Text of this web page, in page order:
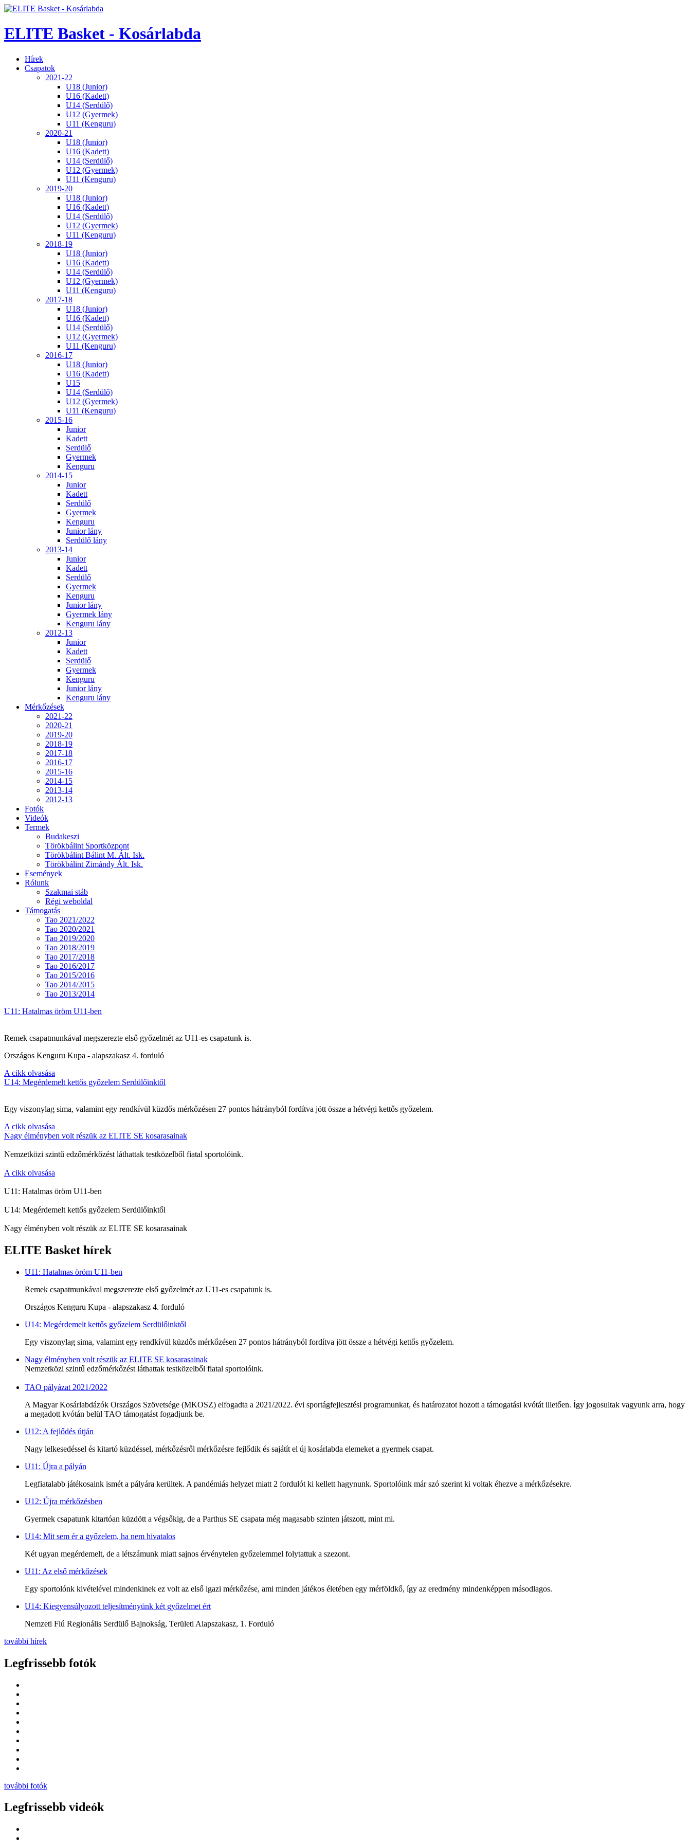
ELITE Basket - Kosárlabda
Hírek
Csapatok
2021-22
U18 (Junior)
U16 (Kadett)
U14 (Serdülő)
U12 (Gyermek)
U11 (Kenguru)
2020-21
U18 (Junior)
U16 (Kadett)
U14 (Serdülő)
U12 (Gyermek)
U11 (Kenguru)
2019-20
U18 (Junior)
U16 (Kadett)
U14 (Serdülő)
U12 (Gyermek)
U11 (Kenguru)
2018-19
U18 (Junior)
U16 (Kadett)
U14 (Serdülő)
U12 (Gyermek)
U11 (Kenguru)
2017-18
U18 (Junior)
U16 (Kadett)
U14 (Serdülő)
U12 (Gyermek)
U11 (Kenguru)
2016-17
U18 (Junior)
U16 (Kadett)
U15
U14 (Serdülő)
U12 (Gyermek)
U11 (Kenguru)
2015-16
Junior
Kadett
Serdülő
Gyermek
Kenguru
2014-15
Junior
Kadett
Serdülő
Gyermek
Kenguru
Junior lány
Serdülő lány
2013-14
Junior
Kadett
Serdülő
Gyermek
Kenguru
Junior lány
Gyermek lány
Kenguru lány
2012-13
Junior
Kadett
Serdülő
Gyermek
Kenguru
Junior lány
Kenguru lány
Mérkőzések
2021-22
2020-21
2019-20
2018-19
2017-18
2016-17
2015-16
2014-15
2013-14
2012-13
Fotók
Videók
Termek
Budakeszi
Törökbálint Sportközpont
Törökbálint Bálint M. Ált. Isk.
Törökbálint Zimándy Ált. Isk.
Események
Rólunk
Szakmai stáb
Régi weboldal
Támogatás
Tao 2021/2022
Tao 2020/2021
Tao 2019/2020
Tao 2018/2019
Tao 2017/2018
Tao 2016/2017
Tao 2015/2016
Tao 2014/2015
Tao 2013/2014
U11: Hatalmas öröm U11-ben
Remek csapatmunkával megszerezte első győzelmét az U11-es csapatunk is.
Országos Kenguru Kupa - alapszakasz 4. forduló
A cikk olvasása
U14: Megérdemelt kettős győzelem Serdülőinktől
Egy viszonylag sima, valamint egy rendkívül küzdős mérkőzésen 27 pontos hátrányból fordítva jött össze a hétvégi kettős győzelem.
A cikk olvasása
Nagy élményben volt részük az ELITE SE kosarasainak
Nemzetközi szintű edzőmérkőzést láthattak testközelből fiatal sportolóink.
A cikk olvasása
U11: Hatalmas öröm U11-ben
U14: Megérdemelt kettős győzelem Serdülőinktől
Nagy élményben volt részük az ELITE SE kosarasainak
ELITE Basket hírek
U11: Hatalmas öröm U11-ben
Remek csapatmunkával megszerezte első győzelmét az U11-es csapatunk is.
Országos Kenguru Kupa - alapszakasz 4. forduló
U14: Megérdemelt kettős győzelem Serdülőinktől
Egy viszonylag sima, valamint egy rendkívül küzdős mérkőzésen 27 pontos hátrányból fordítva jött össze a hétvégi kettős győzelem.
Nagy élményben volt részük az ELITE SE kosarasainak
Nemzetközi szintű edzőmérkőzést láthattak testközelből fiatal sportolóink.
TAO pályázat 2021/2022
A Magyar Kosárlabdázók Országos Szövetsége (MKOSZ) elfogadta a 2021/2022. évi sportágfejlesztési programunkat, és határozatot hozott a támogatási kvótát illetően. Így jogosultak vagyunk arra, hogy
a megadott kvótán belül TAO támogatást fogadjunk be.
U12: A fejlődés útján
Nagy lelkesedéssel és kitartó küzdéssel, mérkőzésről mérkőzésre fejlődik és sajátít el új kosárlabda elemeket a gyermek csapat.
U11: Újra a pályán
Legfiatalabb játékosaink ismét a pályára kerültek. A pandémiás helyzet miatt 2 fordulót ki kellett hagynunk. Sportolóink már szó szerint ki voltak éhezve a mérkőzésekre.
U12: Újra mérkőzésben
Gyermek csapatunk kitartóan küzdött a végsőkig, de a Parthus SE csapata még magasabb szinten játszott, mint mi.
U14: Mit sem ér a győzelem, ha nem hivatalos
Két ugyan megérdemelt, de a létszámunk miatt sajnos érvénytelen győzelemmel folytattuk a szezont.
U11: Az első mérkőzések
Egy sportolónk kivételével mindenkinek ez volt az első igazi mérkőzése, ami minden játékos életében egy mérföldkő, így az eredmény mindenképpen másodlagos.
U14: Kiegyensúlyozott teljesítményünk két győzelmet ért
Nemzeti Fiú Regionális Serdülő Bajnokság, Területi Alapszakasz, 1. Forduló
további hírek
Legfrissebb fotók
további fotók
Legfrissebb videók